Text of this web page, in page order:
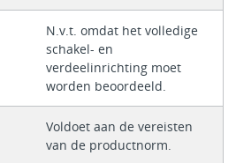
N.v.t. omdat het volledige
schakel- en
verdeelinrichting moet
worden beoordeeld.
Voldoet aan de vereisten
van de productnorm.